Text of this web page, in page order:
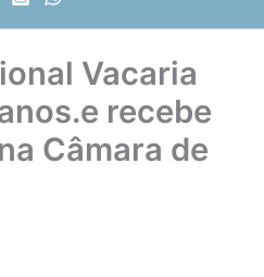
Vacaria
recebe
Câmara de